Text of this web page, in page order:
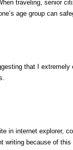
traveling, senior
age group can
that I
in internet explorer,
writing because of this